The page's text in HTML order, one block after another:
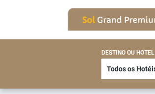
DESTINO OU HOTEL